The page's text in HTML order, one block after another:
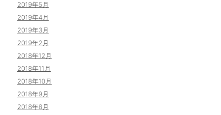
2019年5月
2019年4月
2019年3月
2019年2月
2018年12月
2018年11月
2018年10月
2018年9月
2018年8月